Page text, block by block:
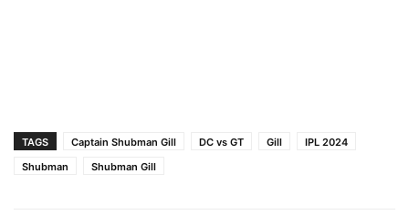
TAGS Captain Shubman Gill DC vs GT Gill
IPL 2024
Shubman
Shubman Gill